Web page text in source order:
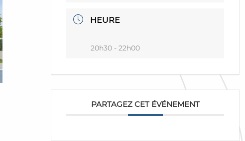
HEURE
20h30 - 22h00
PARTAGEZ CET ÉVÉNEMENT